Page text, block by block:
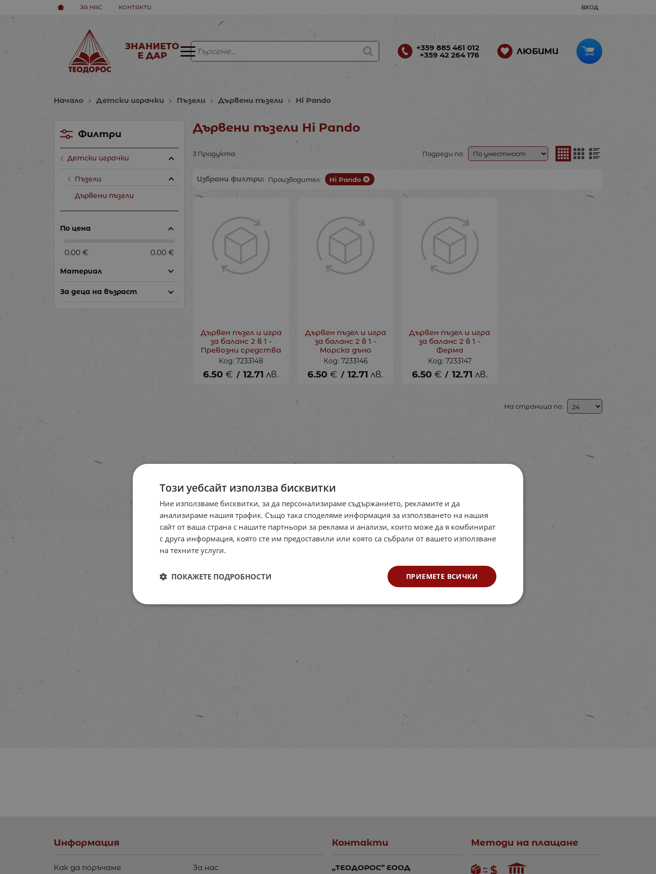
ЗА НАС КОНТАКТИ ВХОД
ЗНАНИЕТО
Е ДАР
+359 885 461 012
+359 42 264 176 ЛЮБИМИ
Начало Детски играчки Пъзели Дървени пъзели Hi Pando
Дървени пъзели Hi Pando
3 Продукта Подреди по:
Избрани филтри: Производител: Hi Pando
Дървен пъзел и игра
за баланс 2 в 1 -
Превозни средства
Код: 7233148
6.50 € / 12.71 лв.
Дървен пъзел и игра
за баланс 2 в 1 -
Морско дъно
Код: 7233146
6.50 € / 12.71 лв.
Дървен пъзел и игра
за баланс 2 в 1 -
Ферма
Код: 7233147
6.50 € / 12.71 лв.
На страница по:
Филтри
Детски играчки
Пъзели
Дървени пъзели
По цена
0.00 € 0.00 €
Материал
За деца на възраст
Информация
Как да поръчаме За нас
Контакти
„ТЕОДОРОС” ЕООД
Методи на плащане
Този уебсайт използва бисквитки
Ние използваме бисквитки, за да персонализираме съдържанието, рекламите и да
анализираме нашия трафик. Също така споделяме информация за използването на нашия
сайт от ваша страна с нашите партньори за реклама и анализи, които може да я комбинират
с друга информация, която сте им предоставили или която са събрали от вашето използване
на техните услуги.
ПРИЕМЕТЕ ВСИЧКИ
ПОКАЖЕТЕ ПОДРОБНОСТИ